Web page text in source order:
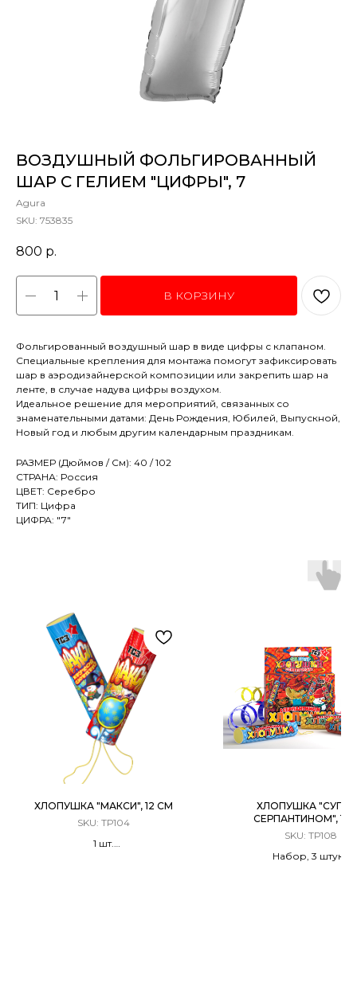
ВОЗДУШНЫЙ ФОЛЬГИРОВАННЫЙ
ШАР С ГЕЛИЕМ "ЦИФРЫ", 7
Agura
SKU: 753835
800 р.
В КОРЗИНУ
Фольгированный воздушный шар в виде цифры с клапаном.
Специальные крепления для монтажа помогут зафиксировать
шар в аэродизайнерской композиции или закрепить шар на
ленте, в случае надува цифры воздухом.
Идеальное решение для мероприятий, связанных со
знаменательными датами: День Рождения, Юбилей, Выпускной,
Новый год и любым другим календарным праздникам.
РАЗМЕР (Дюймов / См): 40 / 102
СТРАНА: Россия
ЦВЕТ: Серебро
ТИП: Цифра
ЦИФРА: "7"
ХЛОПУШКА "МАКСИ", 12 СМ
SKU: ТР104
1 шт.
ХЛОПУШКА "СУПЕР
СЕРПАНТИНОМ", 10
SKU: ТР108
Набор, 3 штуки